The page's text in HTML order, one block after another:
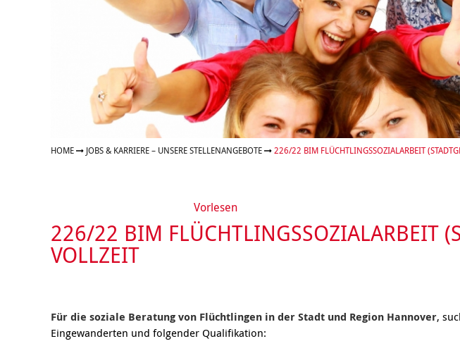
Gesundheit & Sport
Rat & Hilfe
Unser Jugendverband
Weiterbildung
Wohnen
Frauenberatung in
Burgdorf, Lehrte,
Sehnde, Uetze
Beratung für Frauen bei
häuslicher Gewalt
Frauenhaus in der
Region Hannover
Schwangeren- und
Schwangerschafts-
Konfliktberatung
Teilhabe
HOME JOBS & KARRIERE – UNSERE STELLENANGEBOTE 226/22 BIM FLÜCHTLINGSSOZIALARBEIT
Vorlesen
226/22 BIM FLÜCHTLINGSSOZIALARBEIT
VOLLZEIT
Für die soziale Beratung von Flüchtlingen in der Stadt und Region Hannover,
Eingewanderten und folgender Qualifikation: